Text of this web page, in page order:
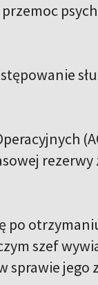
przemoc
rezerwy
po
szef
sprawie jego